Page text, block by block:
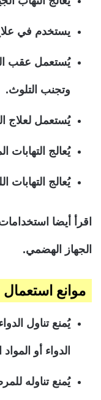
يستخدم في علاج
يُستعمل عقب
وتجنب التلوث.
يُستعمل لعلاج
يُعالج التهابات
يُعالج التهابات
اقرأ أيضا
الجهاز الهضمي.
موانع استعمال megamox
يُمنع تناول
الدواء أو
يُمنع تناوله